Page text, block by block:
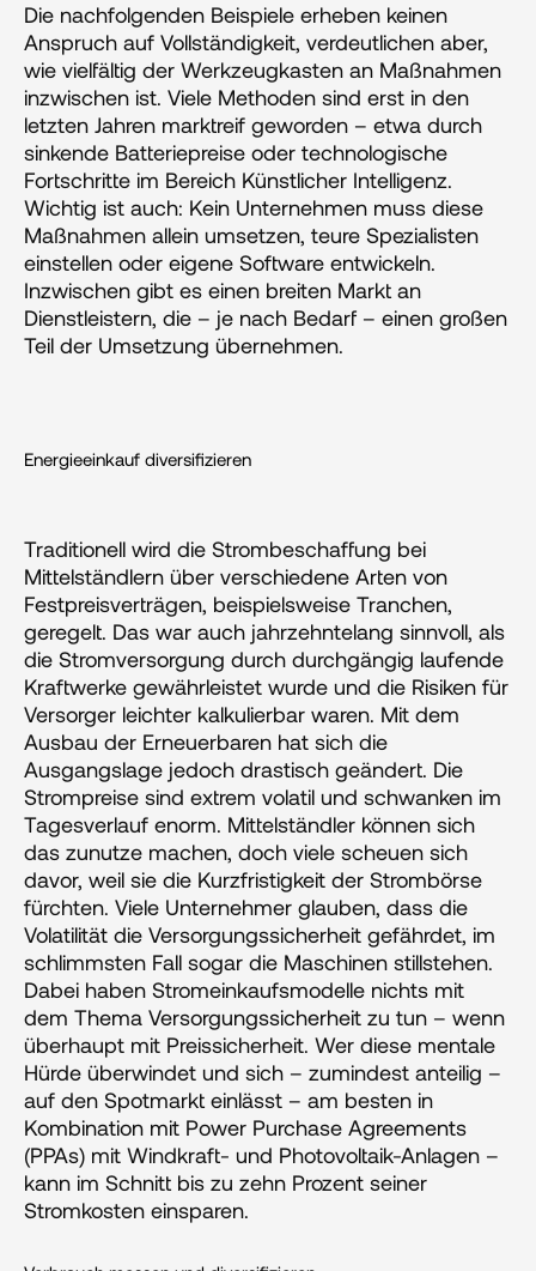
Die nachfolgenden Beispiele erheben keinen
Anspruch auf Vollständigkeit, verdeutlichen aber,
wie vielfältig der Werkzeugkasten an Maßnahmen
inzwischen ist. Viele Methoden sind erst in den
letzten Jahren marktreif geworden – etwa durch
sinkende Batteriepreise oder technologische
Fortschritte im Bereich Künstlicher Intelligenz.
Wichtig ist auch: Kein Unternehmen muss diese
Maßnahmen allein umsetzen, teure Spezialisten
einstellen oder eigene Software entwickeln.
Inzwischen gibt es einen breiten Markt an
Dienstleistern, die – je nach Bedarf – einen großen
Teil der Umsetzung übernehmen.
Energieeinkauf diversifizieren
Traditionell wird die Strombeschaffung bei
Mittelständlern über verschiedene Arten von
Festpreisverträgen, beispielsweise Tranchen,
geregelt. Das war auch jahrzehntelang sinnvoll, als
die Stromversorgung durch durchgängig laufende
Kraftwerke gewährleistet wurde und die Risiken für
Versorger leichter kalkulierbar waren. Mit dem
Ausbau der Erneuerbaren hat sich die
Ausgangslage jedoch drastisch geändert. Die
Strompreise sind extrem volatil und schwanken im
Tagesverlauf enorm. Mittelständler können sich
das zunutze machen, doch viele scheuen sich
davor, weil sie die Kurzfristigkeit der Strombörse
fürchten. Viele Unternehmer glauben, dass die
Volatilität die Versorgungssicherheit gefährdet, im
schlimmsten Fall sogar die Maschinen stillstehen.
Dabei haben Stromeinkaufsmodelle nichts mit
dem Thema Versorgungssicherheit zu tun – wenn
überhaupt mit Preissicherheit. Wer diese mentale
Hürde überwindet und sich – zumindest anteilig –
auf den Spotmarkt einlässt – am besten in
Kombination mit Power Purchase Agreements
(PPAs) mit Windkraft- und Photovoltaik-Anlagen –
kann im Schnitt bis zu zehn Prozent seiner
Stromkosten einsparen.